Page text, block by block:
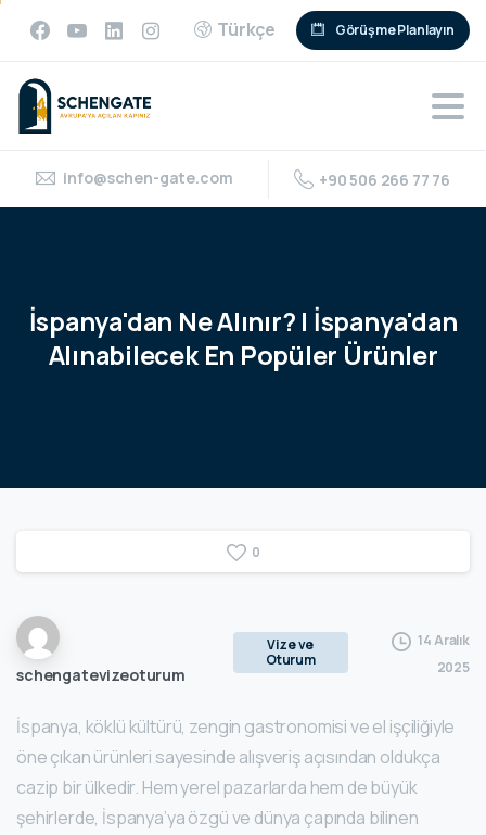
Türkçe Görüşme Planlayın
info@schen-gate.com +90 506 266 77 76
İspanya'dan NeAlınır? | İspanya'dan
Alınabilecek En Popüler Ürünler
0
schengatevizeoturum
Vize ve
Oturum
14 Aralık
2025
İspanya, köklü kültürü, zengin gastronomisi ve el işçiliğiyle
öne çıkan ürünleri sayesinde alışveriş açısından oldukça
cazip bir ülkedir. Hem yerel pazarlarda hem de büyük
şehirlerde, İspanya’ya özgü ve dünya çapında bilinen